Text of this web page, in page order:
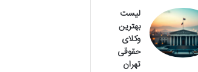
لیست
بهترین
وکلای
حقوقی
تهران